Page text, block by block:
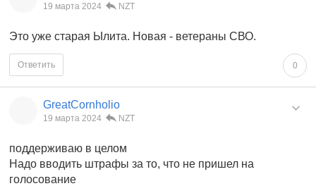
19 марта 2024 NZT
Это уже старая Ылита. Новая - ветераны СВО.
0
Ответить
GreatCornholio
19 марта 2024 NZT
поддерживаю в целом
Надо вводить штрафы за то, что не пришел на
голосование